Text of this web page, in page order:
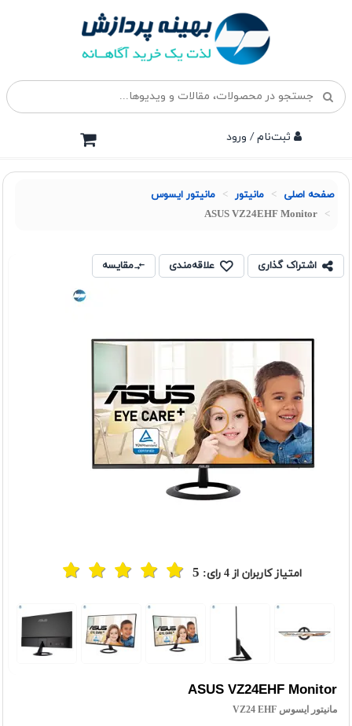
ثبت‌نام / ورود
صفحه اصلی مانیتور مانیتور ایسوس
ASUS VZ24EHF Monitor
اشتراک گذاری علاقه‌مندی مقایسه
امتیاز کاربران از4 رای: 5
ASUS VZ24EHF Monitor
مانیتور ایسوس VZ24 EHF